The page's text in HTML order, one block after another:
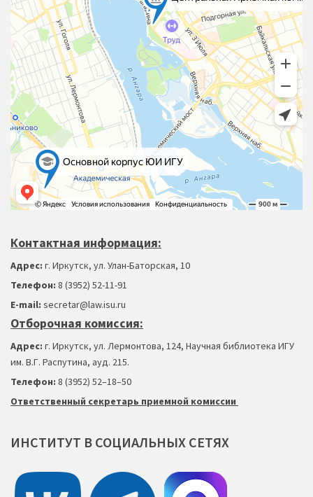
Контактная информация:
Адрес: г. Иркутск, ул. Улан-Баторская, 10
Телефон: 8 (3952) 52-11-91
Е-mail: secretar@law.isu.ru
Отборочная комиссия:
Адрес: г. Иркутск, ул. Лермонтова, 124, Научная библиотека ИГУ
им. В.Г. Распутина, ауд. 215.
Телефон: 8 (3952) 52–18–50
Ответственный секретарь приемной комиссии
ИНСТИТУТ В СОЦИАЛЬНЫХ СЕТЯХ